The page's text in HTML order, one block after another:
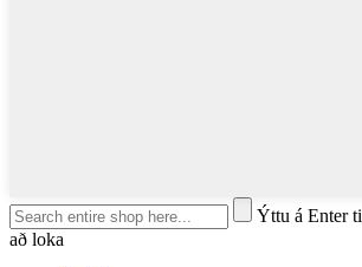
Ýttu á Enter
að loka